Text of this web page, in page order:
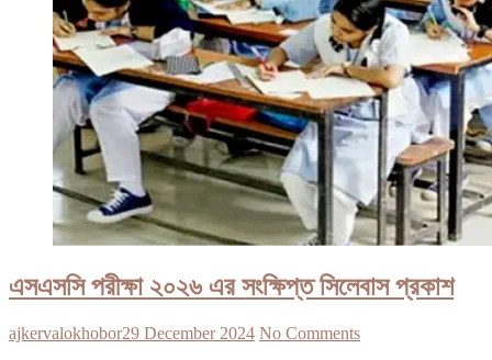
এসএসসি পরীক্ষা ২০২৬ এর সংক্ষিপ্ত সিলেবাস প্রকাশ
ajkervalokhobor29 December 2024 No Comments